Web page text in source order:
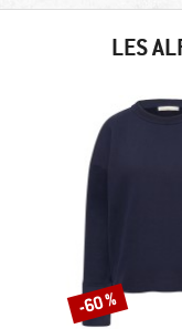
LES
Remise
-60 %